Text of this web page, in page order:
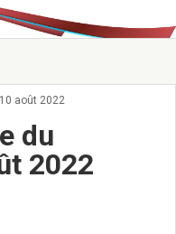
août 2022
du
2022